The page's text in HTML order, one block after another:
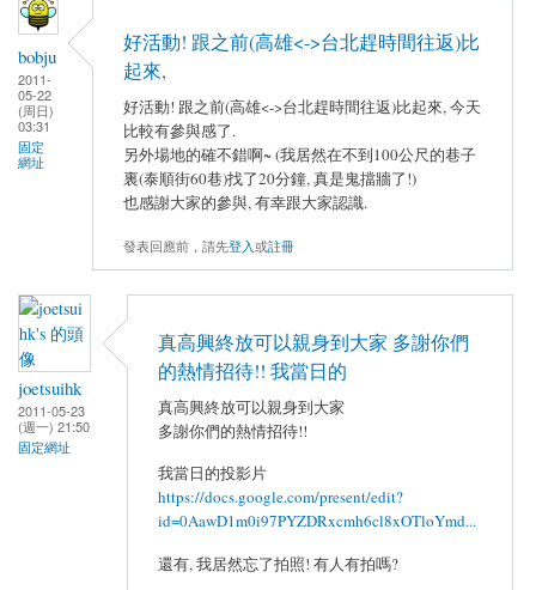
bobju
2011-
05-22
(周日)
03:31
固定
網址
好活動! 跟之前(高雄<->台北趕時間往返)比
起來,
好活動! 跟之前(高雄<->台北趕時間往返)比起來, 今天
比較有參與感了.
另外場地的確不錯啊~ (我居然在不到100公尺的巷子
裏(泰順街60巷)找了20分鐘, 真是鬼擋牆了!)
也感謝大家的參與, 有幸跟大家認識.
發表回應前，請先登入或註冊
joetsuihk
2011-05-23
(週一) 21:50
固定網址
真高興終放可以親身到大家 多謝你們
的熱情招待!! 我當日的
真高興終放可以親身到大家
多謝你們的熱情招待!!
我當日的投影片
https://docs.google.com/present/edit?
id=0AawD1m0i97PYZDRxcmh6cl8xOTloYmd...
還有, 我居然忘了拍照! 有人有拍嗎?